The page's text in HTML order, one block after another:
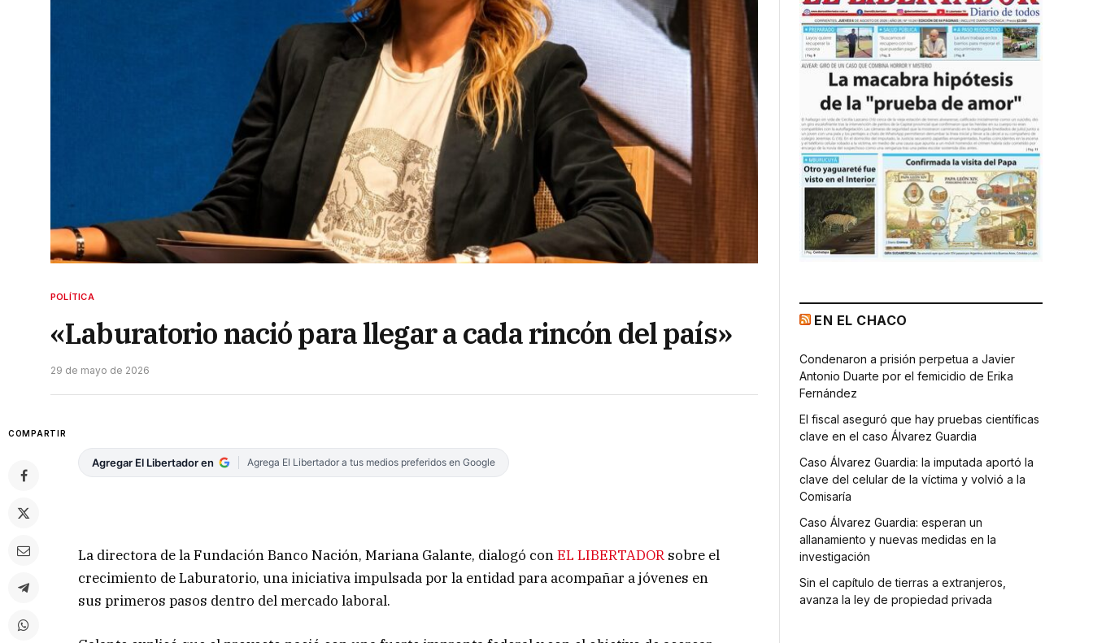
POLÍTICA
«Laburatorio nació para llegar a cada rincón del país»
29 de mayo de 2026
COMPARTIR
Agregar El Libertador en Agrega El Libertador a tus medios preferidos en Google
La directora de la Fundación Banco Nación, Mariana Galante, dialogó conEL LIBERTADOR sobre el
crecimiento de Laburatorio, una iniciativa impulsada por la entidad para acompañar a jóvenes en
sus primeros pasos dentro del mercado laboral.
EN EL CHACO
Condenaron a prisión perpetua a Javier
Antonio Duarte por el femicidio de Erika
Fernández
El fiscal aseguró que hay pruebas científicas
clave en el caso Álvarez Guardia
Caso Álvarez Guardia: la imputada aportó la
clave del celular de la víctima y volvió a la
Comisaría
Caso Álvarez Guardia: esperan un
allanamiento y nuevas medidas en la
investigación
Sin el capítulo de tierras a extranjeros,
avanza la ley de propiedad privada